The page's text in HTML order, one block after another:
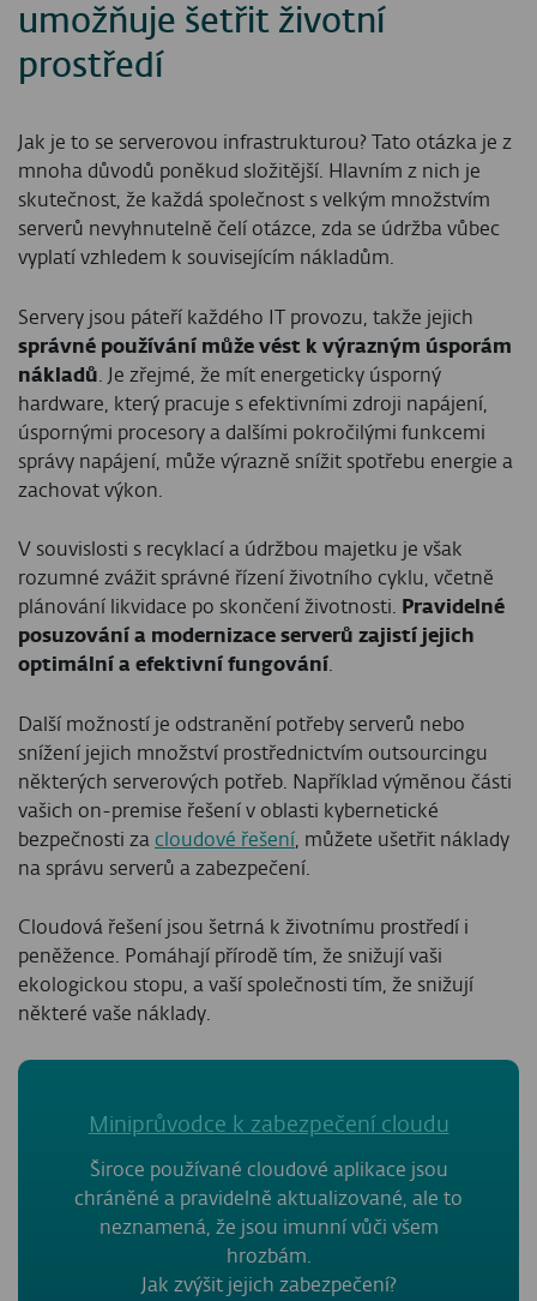
umožňuje šetřit životní
prostředí
Jak je to se serverovou infrastrukturou? Tato otázka je z
mnoha důvodů poněkud složitější. Hlavním z nich je
skutečnost, že každá společnost s velkým množstvím
serverů nevyhnutelně čelí otázce, zda se údržba vůbec
vyplatí vzhledem k souvisejícím nákladům.
Servery jsou páteří každého IT provozu, takže jejich
správné používání může vést k výrazným úsporám
nákladů . Je zřejmé, že mít energeticky úsporný
hardware, který pracuje s efektivními zdroji napájení,
úspornými procesory a dalšími pokročilými funkcemi
správy napájení, může výrazně snížit spotřebu energie a
zachovat výkon.
V souvislosti s recyklací a údržbou majetku je však
rozumné zvážit správné řízení životního cyklu, včetně
plánování likvidace po skončení životnosti. Pravidelné
posuzování a modernizace serverů zajistí jejich
optimální a efektivní fungování.
Další možností je odstranění potřeby serverů nebo
snížení jejich množství prostřednictvím outsourcingu
některých serverových potřeb. Například výměnou části
vašich on-premise řešení v oblasti kybernetické
bezpečnosti za cloudové řešení , můžete ušetřit náklady
na správu serverů a zabezpečení.
Cloudová řešení jsou šetrná k životnímu prostředí i
peněžence. Pomáhají přírodě tím, že snižují vaši
ekologickou stopu, a vaší společnosti tím, že snižují
některé vaše náklady.
Miniprůvodce k zabezpečení cloudu
Široce používané cloudové aplikace jsou
chráněné a pravidelně aktualizované, ale to
neznamená, že jsou imunní vůči všem
hrozbám.
Jak zvýšit jejich zabezpečení?